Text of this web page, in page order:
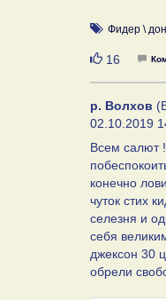
Фидер \
Нравится
16
р. Волхов
02.10.2019
Всем салют
конечно
чуток стих
селезня и
себя
джексон 30
обрели